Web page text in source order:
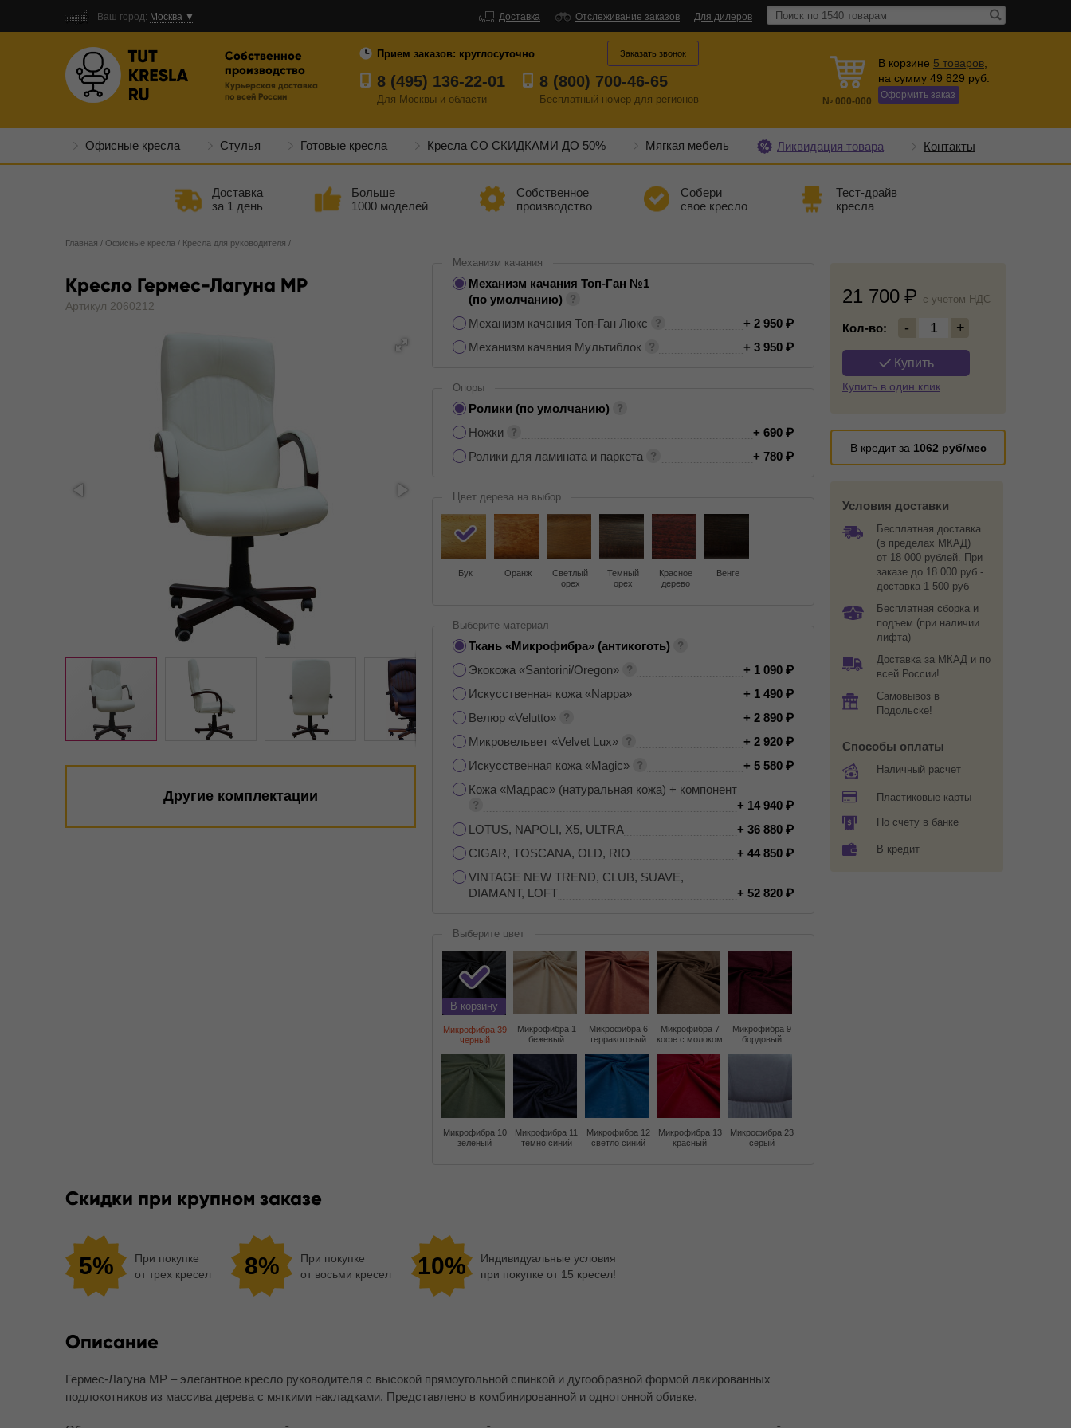
Ваш город: Москва ▼ Доставка Отслеживание заказов Для дилеров
Собственное
производство
Курьерская доставка
по всей России
Прием заказов: круглосуточно
8 (495) 136-22-01
Для Москвы и области
8 (800) 700-46-65
Бесплатный номер для регионов
Заказать звонок
№ 000-000
В корзине 5 товаров
на сумму 49 829 руб.
Оформить заказ
Офисные кресла Стулья Готовые кресла Кресла СО СКИДКАМИ ДО 50% Мягкая мебель Ликвидация товара Контакты
Доставка
за 1 день
Больше
1000 моделей
Собственное
производство
Собери
свое кресло
Тест-драйв
кресла
Главная / Офисные кресла / Кресла для руководителя /
Кресло Гермес-Лагуна MP
Артикул 2060212
Другие комплектации
21 700 c учетом НДС
Кол-во: - 1 +
Купить
Купить в один клик
В кредит за 1062 руб/мес
Условия доставки
Бесплатная доставка
(в пределах МКАД)
от 18 000 рублей. При
заказе до 18 000 руб -
доставка 1 500 руб
Бесплатная сборка и
подъем (при наличии
лифта)
Доставка за МКАД и по
всей России!
Самовывоз в
Подольске!
Способы оплаты
Наличный расчет
Пластиковые карты
По счету в банке
В кредит
Механизм качания
Механизм качания Топ-Ган №1
(по умолчанию)
Механизм качания Топ-Ган Люкс
+ 2 950
Механизм качания Мультиблок
+ 3 950
Опоры
Ролики (по умолчанию)
Ножки
+ 690
Ролики для ламината и паркета
+ 780
Цвет дерева на выбор
Бук Оранж
Светлый
орех
Темный
орех
Красное
дерево
Венге
Выберите материал
Ткань «Микрофибра» (антикоготь)
Экокожа «Santorini/Oregon»
+ 1 090
Искусственная кожа «Nappa»
+ 1 490
Велюр «Velutto»
+ 2 890
Микровельвет «Velvet Lux»
+ 2 920
Искусственная кожа «Magic»
+ 5 580
Кожа «Мадрас» (натуральная кожа) + компонент
+ 14 940
LOTUS, NAPOLI, X5, ULTRA
+ 36 880
CIGAR, TOSCANA, OLD, RIO
+ 44 850
VINTAGE NEW TREND, CLUB, SUAVE,
DIAMANT, LOFT
+ 52 820
Выберите цвет
В корзину
Микрофибра 39
черный
Микрофибра 1
бежевый
Микрофибра 6
терракотовый
Микрофибра 7
кофе с молоком
Микрофибра 9
бордовый
Микрофибра 10
зеленый
Микрофибра 11
темно синий
Микрофибра 12
светло синий
Микрофибра 13
красный
Микрофибра 23
серый
Скидки при крупном заказе
5%
При покупке
от трех кресел
8%
При покупке
от восьми кресел
10%
Индивидуальные условия
при покупке от 15 кресел!
Описание
Гермес-Лагуна MP – элегантное кресло руководителя с высокой прямоугольной спинкой и дугообразной формой лакированных
подлокотников из массива дерева с мягкими накладками. Представлено в комбинированной и однотонной обивке.